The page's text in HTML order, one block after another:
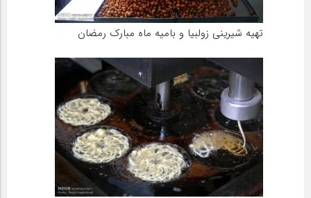
تهیه شیرینی زولبیا و بامیه ماه مبارک رمضان